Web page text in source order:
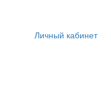
Личный кабинет